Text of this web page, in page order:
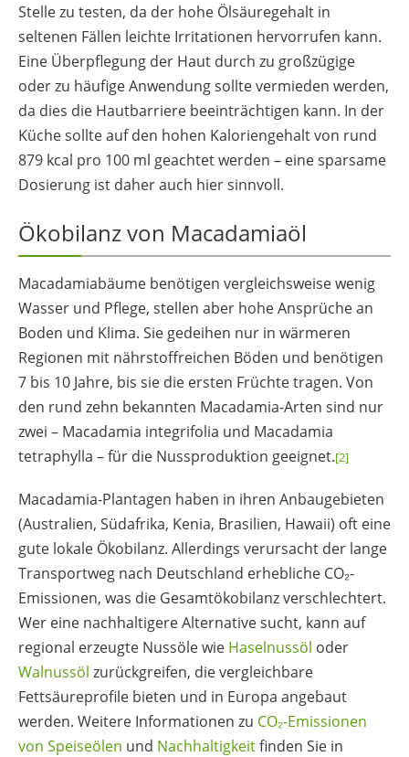
Stelle zu testen, da der hohe Ölsäuregehalt in
seltenen Fällen leichte Irritationen hervorrufen kann.
Eine Überpflegung der Haut durch zu großzügige
oder zu häufige Anwendung sollte vermieden werden,
da dies die Hautbarriere beeinträchtigen kann. In der
Küche sollte auf den hohen Kaloriengehalt von rund
879 kcal pro 100 ml geachtet werden – eine sparsame
Dosierung ist daher auch hier sinnvoll.
Ökobilanz von Macadamiaöl
Macadamiabäume benötigen vergleichsweise wenig
Wasser und Pflege, stellen aber hohe Ansprüche an
Boden und Klima. Sie gedeihen nur in wärmeren
Regionen mit nährstoffreichen Böden und benötigen
7 bis 10 Jahre, bis sie die ersten Früchte tragen. Von
den rund zehn bekannten Macadamia-Arten sind nur
zwei – Macadamia integrifolia und Macadamia
tetraphylla – für die Nussproduktion geeignet.[2]
Macadamia-Plantagen haben in ihren Anbaugebieten
(Australien, Südafrika, Kenia, Brasilien, Hawaii) oft eine
gute lokale Ökobilanz. Allerdings verursacht der lange
Transportweg nach Deutschland erhebliche CO₂-
Emissionen, was die Gesamtökobilanz verschlechtert.
Wer eine nachhaltigere Alternative sucht, kann auf
regional erzeugte Nussöle wie Haselnussöl oder
Walnussöl zurückgreifen, die vergleichbare
Fettsäureprofile bieten und in Europa angebaut
werden. Weitere Informationen zu CO₂-Emissionen
von Speiseölen und Nachhaltigkeitfinden Sie in